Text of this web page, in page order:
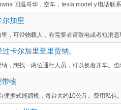
回温哥华，空车，tesla model y.电话联系
尔加里
，可带物载人，有需要者请致电或者短消息
卡尔加里至里贾纳。
，想找一两位通行人员，可以换着开车。也
带物
携式缝纫机，每台大约10公斤。费用私信。